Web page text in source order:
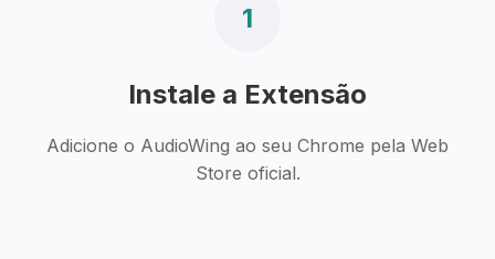
1
Instale a Extensão
Adicione o AudioWing ao seu Chrome pela Web
Store oficial.